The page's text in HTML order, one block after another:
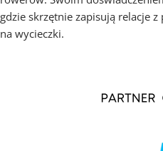
gdzie skrzętnie zapisują relacje
na wycieczki.